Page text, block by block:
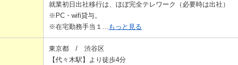
就業初日出社移行は、ほぼ完全テレワーク（必要時は出社）
※PC・wifi貸与。
※在宅勤務手当１... もっと見る
東京都 / 渋谷区
【代々木駅】より徒歩4分